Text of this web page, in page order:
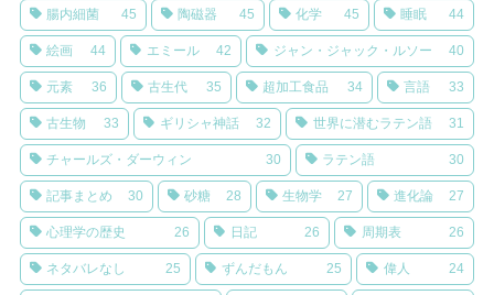
腸内細菌 45 陶磁器 45 化学 45 睡眠 44
絵画 44 エミール 42 ジャン・ジャック・ルソー 40
元素 36 古生代 35 超加工食品 34 言語 33
古生物 33 ギリシャ神話 32 世界に潜むラテン語 31
チャールズ・ダーウィン 30 ラテン語 30
記事まとめ 30 砂糖 28 生物学 27 進化論 27
心理学の歴史 26 日記 26 周期表 26
ネタバレなし 25 ずんだもん 25 偉人 24